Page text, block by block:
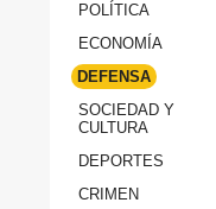
POLÍTICA
ECONOMÍA
DEFENSA
SOCIEDAD Y
CULTURA
DEPORTES
CRIMEN